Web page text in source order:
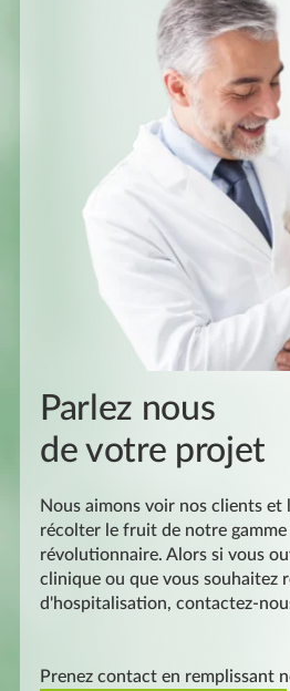
Parlez nous
de votre projet
Nous aimons voir nos clients et
récolter le fruit de notre
révolutionnaire. Alors si vous
clinique ou que vous souhaitez
d'hospitalisation, contactez-
Prenez contact en remplissant